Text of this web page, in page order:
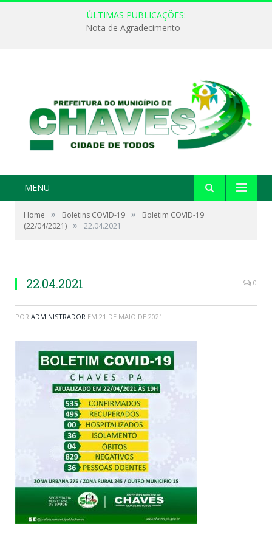
ÚLTIMAS PUBLICAÇÕES:
Nota de Agradecimento
MENU
Home » Boletins COVID-19 »
Boletim COVID-19
(22/04/2021) » 22.04.2021
22.04.2021 0
POR ADMINISTRADOR EM 21 DE MAIO DE 2021